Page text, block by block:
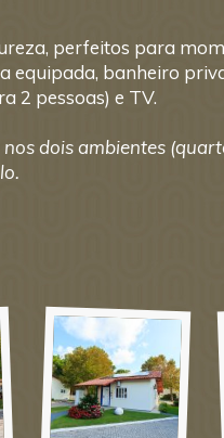
perfeitos para
equipada, banheiro
2 pessoas) e TV.
dois ambientes